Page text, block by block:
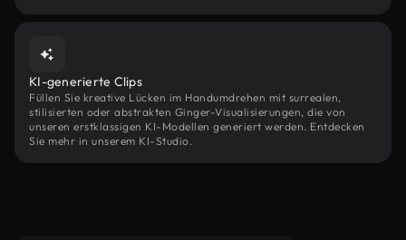
KI-generierte Clips
Füllen Sie kreative Lücken im Handumdrehen mit surrealen,
stilisierten oder abstrakten Ginger-Visualisierungen, die von
unseren erstklassigen KI-Modellen generiert werden. Entdecken
Sie mehr in unserem KI-Studio.